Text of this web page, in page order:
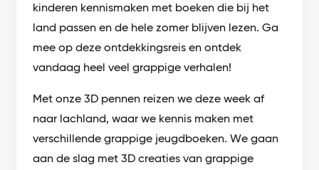
kinderen kennismaken met boeken die bij het
land passen en de hele zomer blijven lezen. Ga
mee op deze ontdekkingsreis en ontdek
vandaag heel veel grappige verhalen!
Met onze 3D pennen reizen we deze week af
naar lachland, waar we kennis maken met
verschillende grappige jeugdboeken. We gaan
aan de slag met 3D creaties van grappige